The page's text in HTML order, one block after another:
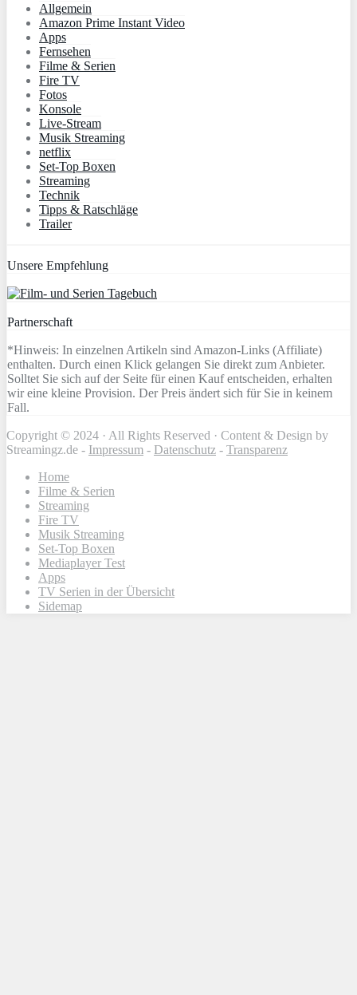
Allgemein
Amazon Prime Instant Video
Apps
Fernsehen
Filme & Serien
Fire TV
Fotos
Konsole
Live-Stream
Musik Streaming
netflix
Set-Top Boxen
Streaming
Technik
Tipps & Ratschläge
Trailer
Unsere Empfehlung
Partnerschaft
*Hinweis: In einzelnen Artikeln sind Amazon-Links (Affiliate)
enthalten. Durch einen Klick gelangen Sie direkt zum Anbieter.
Solltet Sie sich auf der Seite für einen Kauf entscheiden, erhalten
wir eine kleine Provision. Der Preis ändert sich für Sie in keinem
Fall.
Copyright © 2024 · All Rights Reserved · Content & Design by
Streamingz.de - Impressum - Datenschutz - Transparenz
Home
Filme & Serien
Streaming
Fire TV
Musik Streaming
Set-Top Boxen
Mediaplayer Test
Apps
TV Serien in der Übersicht
Sidemap